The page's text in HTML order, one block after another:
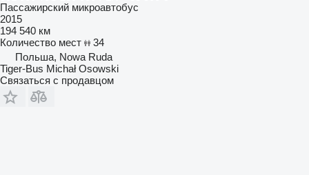
Пассажирский микроавтобус
2015
194 540 км
Количество мест
34
Польша, Nowa Ruda
Tiger-Bus Michał Osowski
Связаться с продавцом